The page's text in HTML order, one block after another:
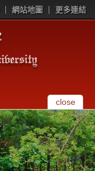
網站地圖 更多連結
close